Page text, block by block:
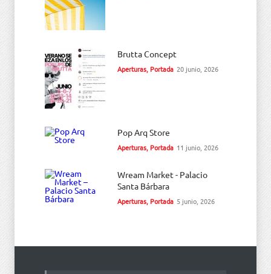
Brutta Concept
Aperturas, Portada 20 junio, 2026
Pop Arq Store
Aperturas, Portada 11 junio, 2026
Wream Market - Palacio
Santa Bárbara
Aperturas, Portada 5 junio, 2026